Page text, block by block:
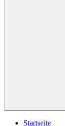
Startseite